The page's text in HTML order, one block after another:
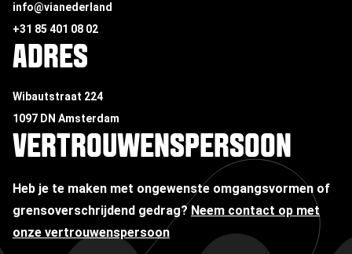
info@vianederland
+31 85 401 08 02
ADRES
Wibautstraat 224
1097 DN Amsterdam
VERTROUWENSPERSOON
Heb je te maken met ongewenste omgangsvormen of
grensoverschrijdend gedrag? Neem contact op met
onze vertrouwenspersoon